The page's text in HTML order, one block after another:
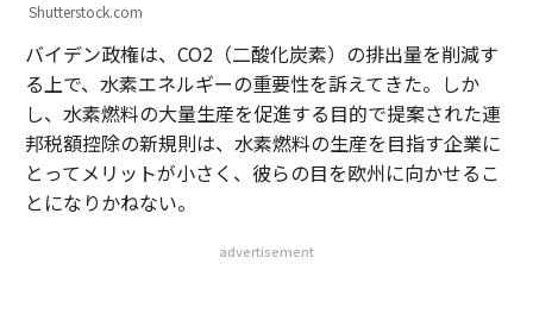
Shutterstock.com
バイデン政権は、CO2（二酸化炭素）の排出量を削減す
る上で、水素エネルギーの重要性を訴えてきた。しか
し、水素燃料の大量生産を促進する目的で提案された連
邦税額控除の新規則は、水素燃料の生産を目指す企業に
とってメリットが小さく、彼らの目を欧州に向かせるこ
とになりかねない。
advertisement